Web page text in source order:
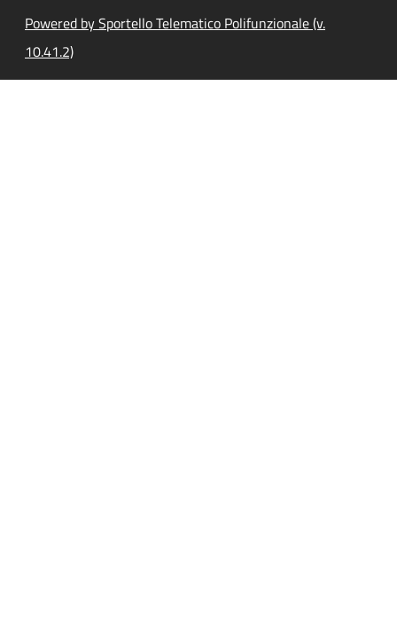
Powered by Sportello Telematico Polifunzionale (v.
10.41.2)